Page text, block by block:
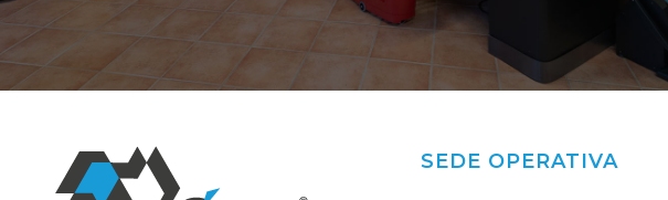
SEDE OPERATIVA